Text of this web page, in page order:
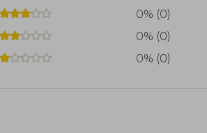
0% (0)
0% (0)
0% (0)